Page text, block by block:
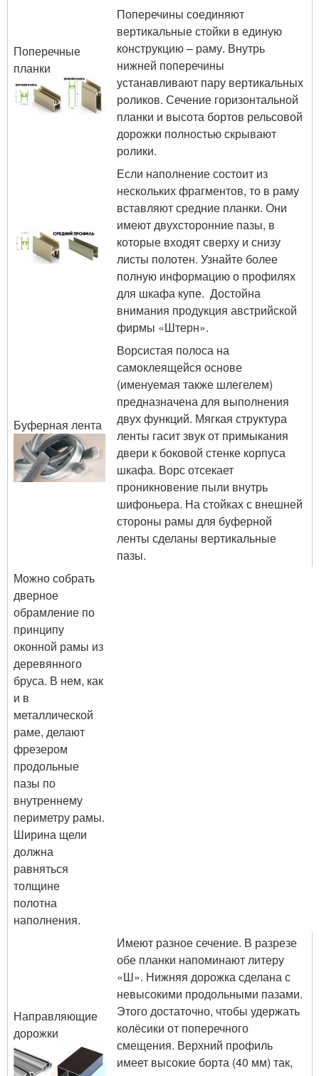
Поперечные
планки
Поперечины соединяют
вертикальные стойки в единую
конструкцию – раму. Внутрь
нижней поперечины
устанавливают пару вертикальных
роликов. Сечение горизонтальной
планки и высота бортов рельсовой
дорожки полностью скрывают
ролики.
Если наполнение состоит из
нескольких фрагментов, то в раму
вставляют средние планки. Они
имеют двухсторонние пазы, в
которые входят сверху и снизу
листы полотен. Узнайте более
полную информацию о профилях
для шкафа купе. Достойна
внимания продукция австрийской
фирмы «Штерн».
Буферная лента
Ворсистая полоса на
самоклеящейся основе
(именуемая также шлегелем)
предназначена для выполнения
двух функций. Мягкая структура
ленты гасит звук от примыкания
двери к боковой стенке корпуса
шкафа. Ворс отсекает
проникновение пыли внутрь
шифоньера. На стойках с внешней
стороны рамы для буферной
ленты сделаны вертикальные
пазы.
Можно собрать
дверное
обрамление по
принципу
оконной рамы из
деревянного
бруса. В нем, как
и в
металлической
раме, делают
фрезером
продольные
пазы по
внутреннему
периметру рамы.
Ширина щели
должна
равняться
толщине
полотна
наполнения.
Направляющие
дорожки
Имеют разное сечение. В разрезе
обе планки напоминают литеру
«Ш». Нижняя дорожка сделана с
невысокими продольными пазами.
Этого достаточно, чтобы удержать
колёсики от поперечного
смещения. Верхний профиль
имеет высокие борта (40 мм) так,